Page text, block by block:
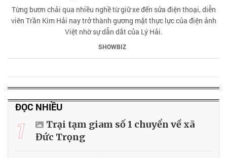
Từng bươn chải qua nhiều nghề từ giữ xe đến sửa điện thoại, diễn
viên Trần Kim Hải nay trở thành gương mặt thực lực của điện ảnh
Việt nhờ sự dẫn dắt của Lý Hải.
SHOWBIZ
ĐỌC NHIỀU
1
Trại tạm giam số 1 chuyển về xã
Đức Trọng